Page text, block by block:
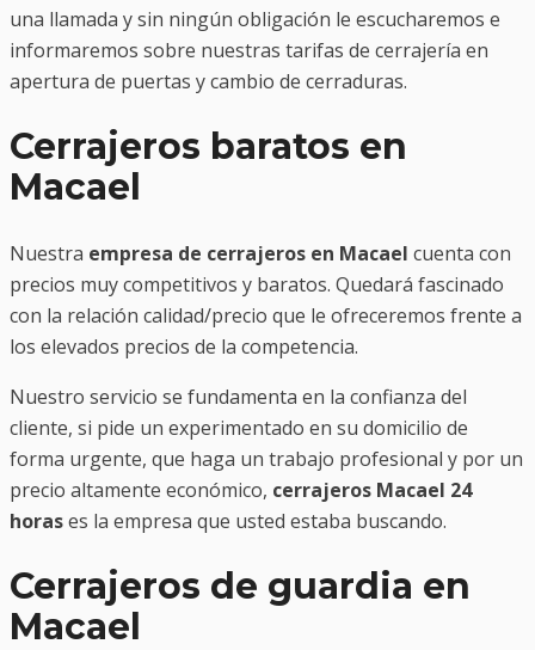
una llamada y sin ningún obligación le escucharemos e
informaremos sobre nuestras tarifas de cerrajería en
apertura de puertas y cambio de cerraduras.
Cerrajeros baratos en
Macael
Nuestra empresa de cerrajeros en Macael cuenta con
precios muy competitivos y baratos. Quedará fascinado
con la relación calidad/precio que le ofreceremos frente a
los elevados precios de la competencia.
Nuestro servicio se fundamenta en la confianza del
cliente, si pide un experimentado en su domicilio de
forma urgente, que haga un trabajo profesional y por un
precio altamente económico, cerrajeros Macael 24
horases la empresa que usted estaba buscando.
Cerrajeros de guardia en
Macael